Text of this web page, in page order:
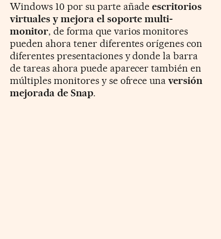
Windows 10 por su parte añadeescritorios
virtuales y mejora el soporte multi-
monitor, de forma que varios monitores
pueden ahora tener diferentes orígenes con
diferentes presentaciones y donde la barra
de tareas ahora puede aparecer también en
múltiples monitores y se ofrece unaversión
mejorada de Snap.